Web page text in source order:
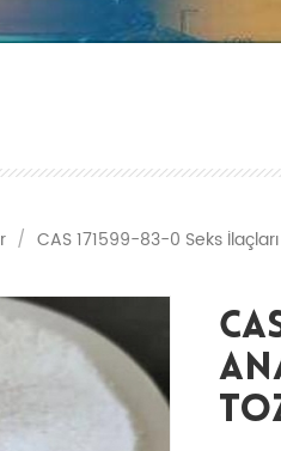
/ CAS 171599-83-0 Seks